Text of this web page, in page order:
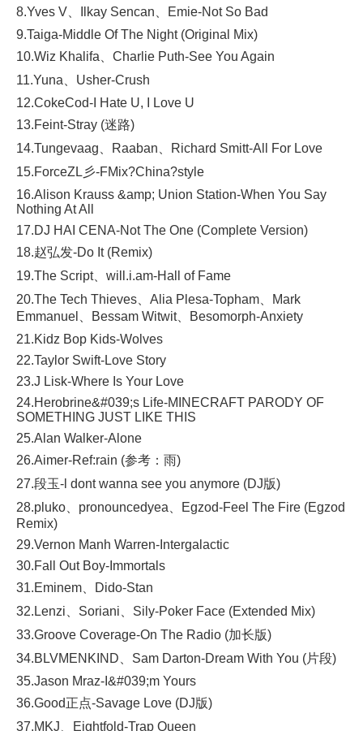
8.Yves V、Ilkay Sencan、Emie-Not So Bad
9.Taiga-Middle Of The Night (Original Mix)
10.Wiz Khalifa、Charlie Puth-See You Again
11.Yuna、Usher-Crush
12.CokeCod-I Hate U, I Love U
13.Feint-Stray (迷路)
14.Tungevaag、Raaban、Richard Smitt-All For Love
15.ForceZL彡-FMix?China?style
16.Alison Krauss &amp; Union Station-When You Say
Nothing At All
17.DJ HAI CENA-Not The One (Complete Version)
18.赵弘发-Do It (Remix)
19.The Script、will.i.am-Hall of Fame
20.The Tech Thieves、Alia Plesa-Topham、Mark
Emmanuel、Bessam Witwit、Besomorph-Anxiety
21.Kidz Bop Kids-Wolves
22.Taylor Swift-Love Story
23.J Lisk-Where Is Your Love
24.Herobrine&#039;s Life-MINECRAFT PARODY OF
SOMETHING JUST LIKE THIS
25.Alan Walker-Alone
26.Aimer-Ref:rain (参考：雨)
27.段玉-l dont wanna see you anymore (DJ版)
28.pluko、pronouncedyea、Egzod-Feel The Fire (Egzod
Remix)
29.Vernon Manh Warren-Intergalactic
30.Fall Out Boy-Immortals
31.Eminem、Dido-Stan
32.Lenzi、Soriani、Sily-Poker Face (Extended Mix)
33.Groove Coverage-On The Radio (加长版)
34.BLVMENKIND、Sam Darton-Dream With You (片段)
35.Jason Mraz-I&#039;m Yours
36.Good正点-Savage Love (DJ版)
37.MKJ、Eightfold-Trap Queen